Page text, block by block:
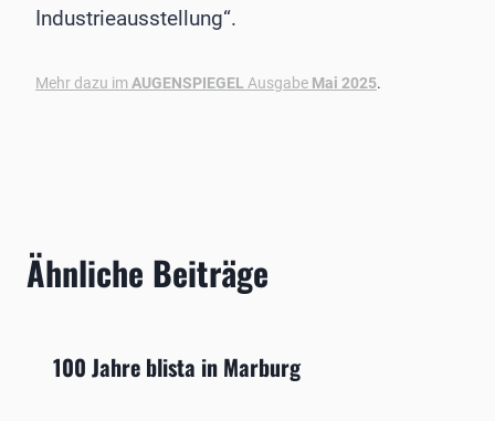
Industrieausstellung“.
Mehr dazu imAUGENSPIEGEL Ausgabe Mai 2025.
Ähnliche Beiträge
100 Jahre blista in Marburg